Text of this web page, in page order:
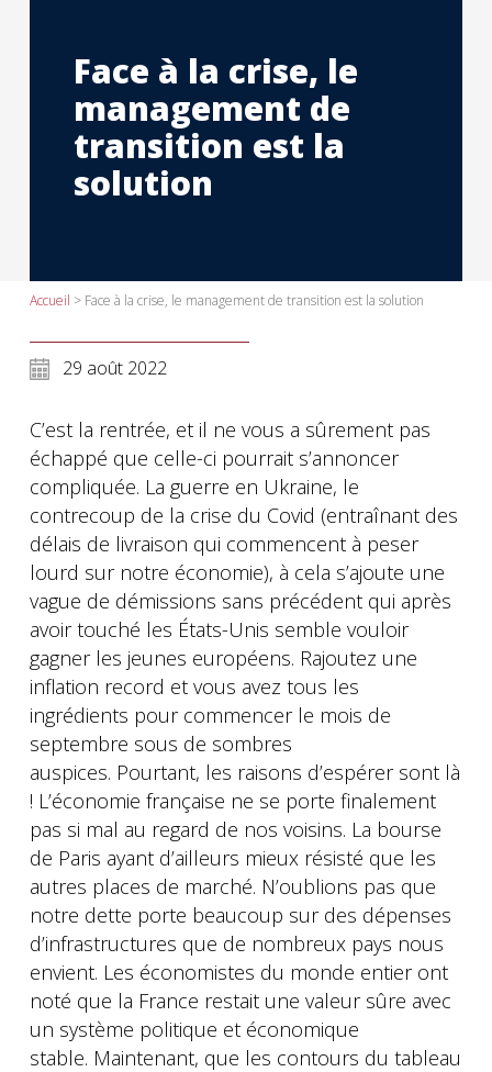
Face à la crise, le
management de
transition est la
solution
Accueil > Face à la crise, le management de transition est la solution
29 août 2022
C’est la rentrée, et il ne vous a sûrement pas
échappé que celle-ci pourrait s’annoncer
compliquée. La guerre en Ukraine, le
contrecoup de la crise du Covid (entraînant des
délais de livraison qui commencent à peser
lourd sur notre économie), à cela s’ajoute une
vague de démissions sans précédent qui après
avoir touché les États-Unis semble vouloir
gagner les jeunes européens. Rajoutez une
inflation record et vous avez tous les
ingrédients pour commencer le mois de
septembre sous de sombres
auspices. Pourtant, les raisons d’espérer sont là
! L’économie française ne se porte finalement
pas si mal au regard de nos voisins. La bourse
de Paris ayant d’ailleurs mieux résisté que les
autres places de marché. N’oublions pas que
notre dette porte beaucoup sur des dépenses
d’infrastructures que de nombreux pays nous
envient. Les économistes du monde entier ont
noté que la France restait une valeur sûre avec
un système politique et économique
stable. Maintenant, que les contours du tableau